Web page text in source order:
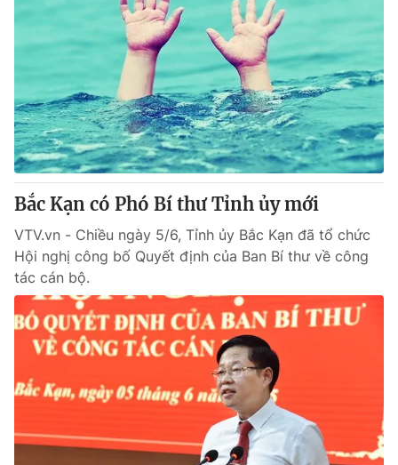
Bắc Kạn có Phó Bí thư Tỉnh ủy mới
VTV.vn - Chiều ngày 5/6, Tỉnh ủy Bắc Kạn đã tổ chức
Hội nghị công bố Quyết định của Ban Bí thư về công
tác cán bộ.